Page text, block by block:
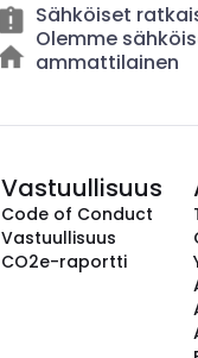
Sähköiset
Olemme
ammattilainen
Vastuullisuus
Code of Conduct
Vastuullisuus
CO2e-raportti